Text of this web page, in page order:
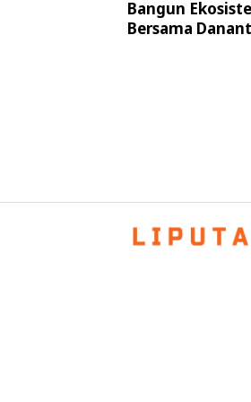
Kedekatan
Bangun
Bersama